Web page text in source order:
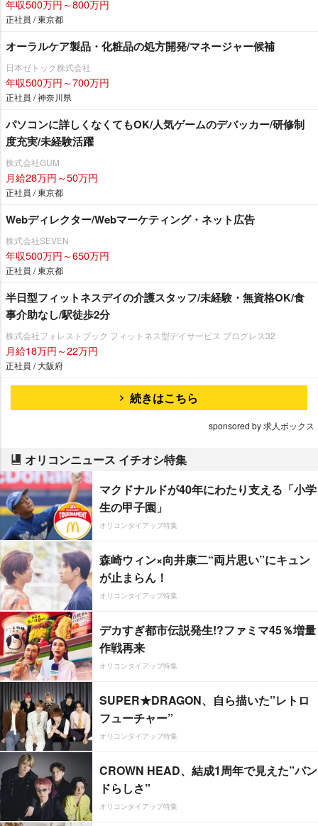
年収500万円～800万円
正社員 / 東京都
オーラルケア製品・化粧品の処方開発/マネージャー候補
日本ゼトック株式会社
年収500万円～700万円
正社員 / 神奈川県
パソコンに詳しくなくてもOK/人気ゲームのデバッカー/研修制
度充実/未経験活躍
株式会社GUM
月給28万円～50万円
正社員 / 東京都
Webディレクター/Webマーケティング・ネット広告
株式会社SEVEN
年収500万円～650万円
正社員 / 東京都
半日型フィットネスデイの介護スタッフ/未経験・無資格OK/食
事介助なし/駅徒歩2分
株式会社フォレストブック フィットネス型デイサービス プログレス32
月給18万円～22万円
正社員 / 大阪府
続きはこちら
sponsored by 求人ボックス
オリコンニュース イチオシ特集
マクドナルドが40年にわたり支える「小学
生の甲子園」
オリコンタイアップ特集
森崎ウィン×向井康二“両片思い”にキュン
が止まらん！
オリコンタイアップ特集
デカすぎ都市伝説発生!?ファミマ45％増量
作戦再来
オリコンタイアップ特集
SUPER★DRAGON、自ら描いた”レトロ
フューチャー”
オリコンタイアップ特集
CROWN HEAD、結成1周年で見えた”バン
ドらしさ”
オリコンタイアップ特集